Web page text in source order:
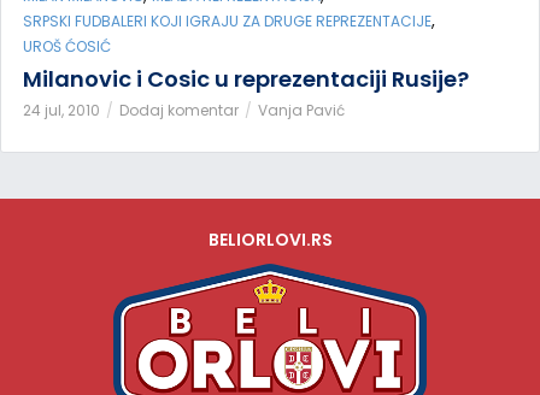
SRPSKI FUDBALERI KOJI IGRAJU ZA DRUGE REPREZENTACIJE,
UROŠ ĆOSIĆ
Milanovic i Cosic u reprezentaciji Rusije?
24 jul, 2010 Dodaj komentar Vanja Pavić
BELIORLOVI.RS